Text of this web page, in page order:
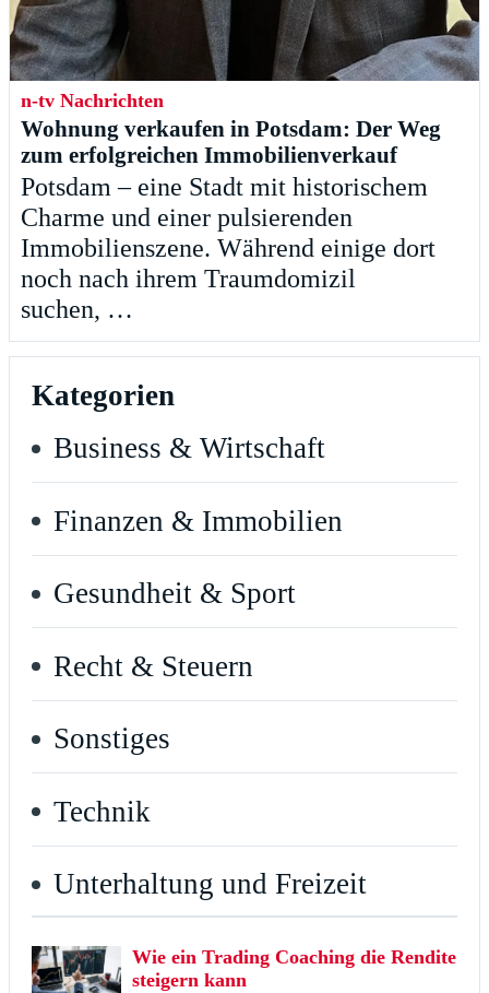
n-tv Nachrichten
Wohnung verkaufen in Potsdam: Der Weg
zum erfolgreichen Immobilienverkauf
Potsdam – eine Stadt mit historischem
Charme und einer pulsierenden
Immobilienszene. Während einige dort
noch nach ihrem Traumdomizil
suchen, …
Kategorien
Business & Wirtschaft
Finanzen & Immobilien
Gesundheit & Sport
Recht & Steuern
Sonstiges
Technik
Unterhaltung und Freizeit
Wie ein Trading Coaching die Rendite
steigern kann